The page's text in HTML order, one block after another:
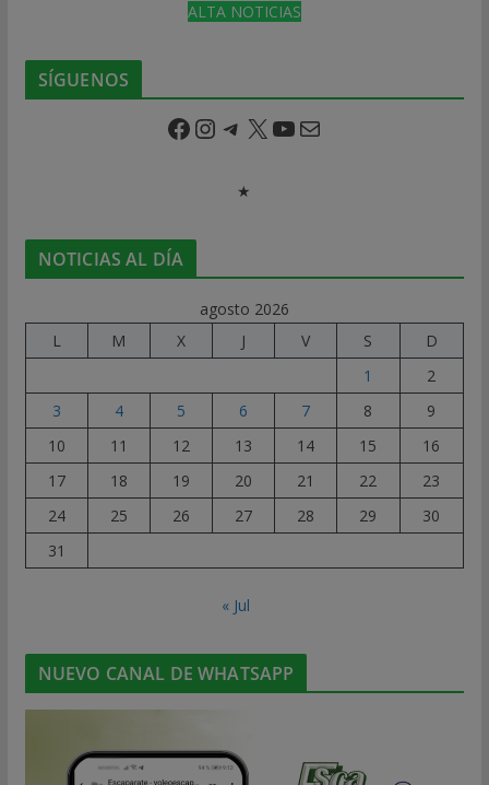
ALTA NOTICIAS
SÍGUENOS
Facebook Instagram Telegram X YouTube Correo electrónico
★
NOTICIAS AL DÍA
agosto 2026
L
M X J V S
D
1
2
3
4 5 6 7 8
9
10
11 12 13 14 15
16
17
18 19 20 21 22
23
24
25 26 27 28 29
30
31
« Jul
NUEVO CANAL DE WHATSAPP